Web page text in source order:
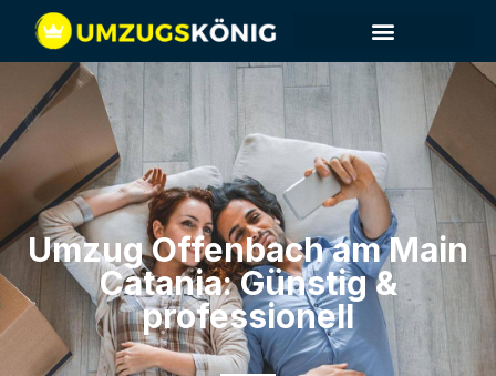
Umzug Offenbach am Main​
Catania: Günstig &
professionell​